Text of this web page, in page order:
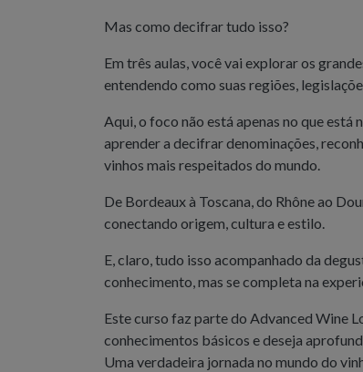
Mas como decifrar tudo isso?
Em três aulas, você vai explorar os
entendendo como suas regiões,
Aqui, o foco não está apenas no que
aprender a decifrar denominações,
vinhos mais respeitados do mundo.
De Bordeaux à Toscana, do Rhône ao
conectando origem, cultura e estilo.
E, claro, tudo isso acompanhado da
conhecimento, mas se completa na
Este curso faz parte do Advanced Wine
conhecimentos básicos e deseja
Uma verdadeira jornada no mundo do